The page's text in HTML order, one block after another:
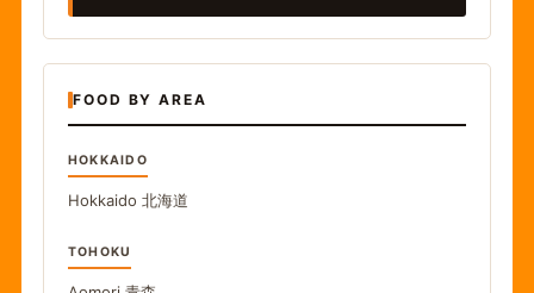
FOOD BY AREA
HOKKAIDO
Hokkaido 北海道
TOHOKU